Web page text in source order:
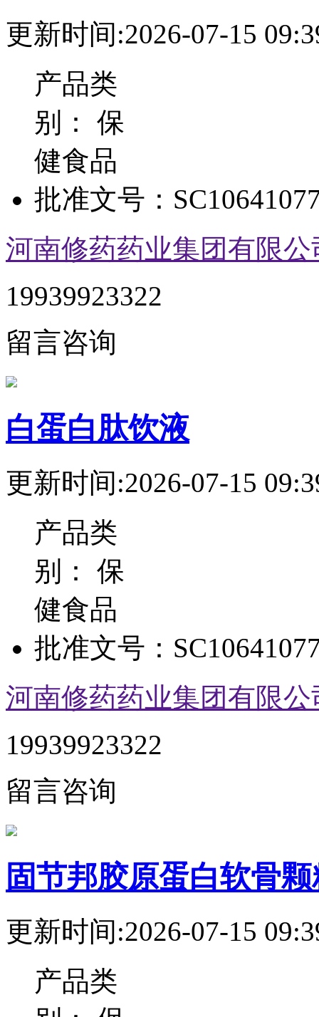
更新时间:2026-07-15
产品类
别： 保
健食品
批准文号：
河南修药药业集团有限公
19939923322
留言咨询
白蛋白肽饮液
更新时间:2026-07-15
产品类
别： 保
健食品
批准文号：
河南修药药业集团有限公
19939923322
留言咨询
固节邦胶原蛋白软骨
更新时间:2026-07-15
产品类